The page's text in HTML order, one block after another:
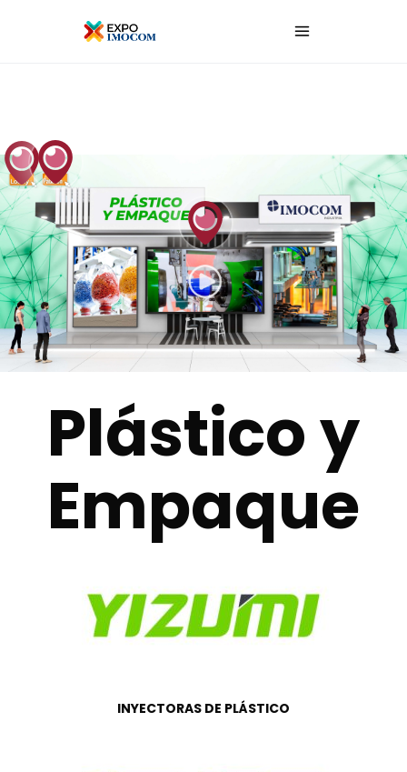
Plástico y
Empaque
INYECTORAS DE PLÁSTICO